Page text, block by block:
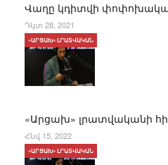
Վաղը կդիտվի
Դկտ 28, 2021
«Արցախ» լրատվականի
«ԱՐՑԱԽ» ԼՐԱՏՎԱԿԱՆ
Հնվ 15, 2022
«ԱՐՑԱԽ» ԼՐԱՏՎԱԿԱՆ